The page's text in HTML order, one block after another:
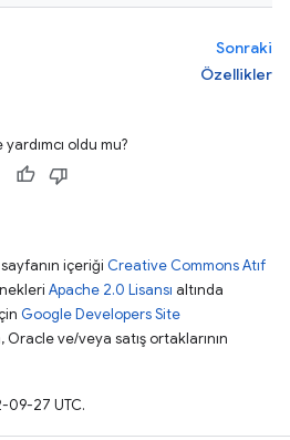
Sonraki
Özellikler
yardımcı oldu mu?
içeriği Creative Commons Atıf
Apache 2.0 Lisansı altında
Google Developers Site
Oracle ve/veya satış ortaklarının
09-27 UTC.